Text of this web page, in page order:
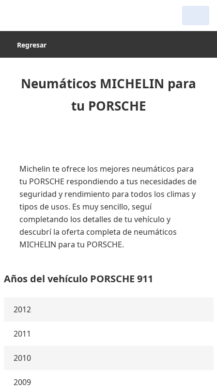
Regresar
Neumáticos MICHELIN para
tu PORSCHE
Michelin te ofrece los mejores neumáticos para
tu PORSCHE respondiendo a tus necesidades de
seguridad y rendimiento para todos los climas y
tipos de usos. Es muy sencillo, seguí
completando los detalles de tu vehículo y
descubrí la oferta completa de neumáticos
MICHELIN para tu PORSCHE.
Años del vehículo PORSCHE 911
2012
2011
2010
2009